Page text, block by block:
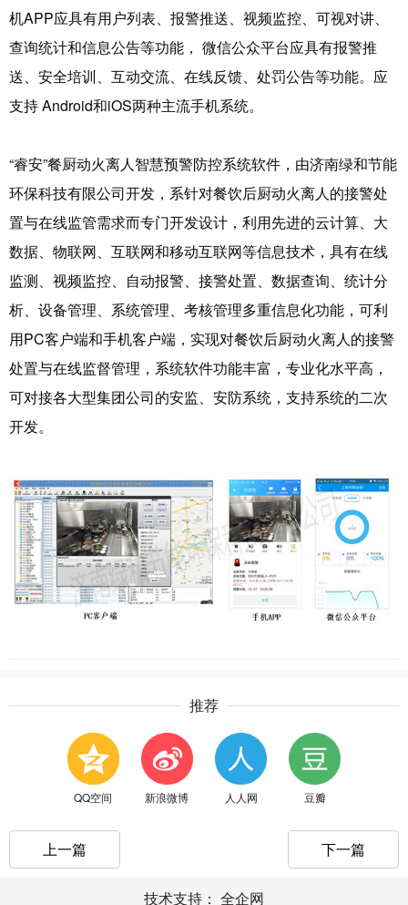
机APP应具有用户列表、报警推送、视频监控、可视对讲、
查询统计和信息公告等功能， 微信公众平台应具有报警推
送、安全培训、互动交流、在线反馈、处罚公告等功能。应
支持Android和iOS两种主流手机系统。
“睿安”餐厨动火离人智慧预警防控系统软件 ，由济南绿和节能
环保科技有限公司开发，系针对餐饮后厨动火离人的接警处
置与在线监管需求而专门开发设计，利用先进的云计算、大
数据、物联网、互联网和移动互联网等信息技术，具有在线
监测、视频监控、自动报警、接警处置、数据查询、统计分
析、设备管理、系统管理、考核管理多重信息化功能，可利
用PC客户端和手机客户端，实现对餐饮后厨动火离人的接警
处置与在线监督管理，系统软件功能丰富，专业化水平高，
可对接各大型集团公司的安监、安防系统，支持系统的二次
开发。
推荐
QQ空间 新浪微博 人人网 豆瓣
上一篇 下一篇
技术支持： 全企网